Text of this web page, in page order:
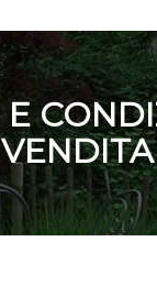
E
VENDITA